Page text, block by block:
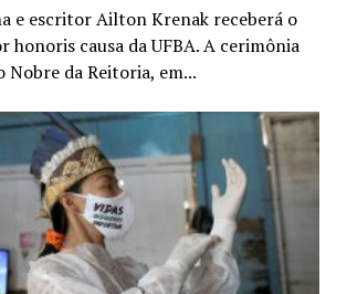
e escritor Ailton Krenak receberá o
causa da UFBA. A cerimônia
Nobre da Reitoria, em...